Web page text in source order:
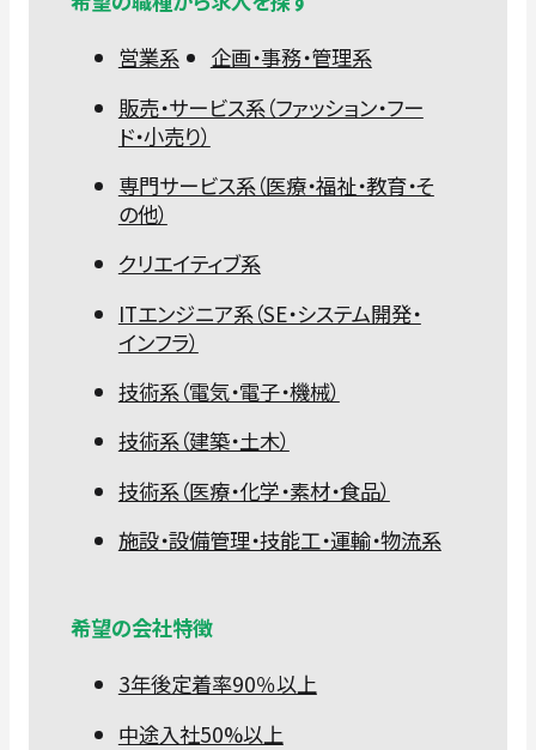
営業系
企画・事務・管理系
販売・サービス系（ファッション・フー
ド・小売り）
専門サービス系（医療・福祉・教育・そ
の他）
クリエイティブ系
ITエンジニア系（SE・システム開発・
インフラ）
技術系（電気・電子・機械）
技術系（建築・土木）
技術系（医療・化学・素材・食品）
施設・設備管理・技能工・運輸・物流系
希望の会社特徴
3年後定着率90％以上
中途入社50%以上